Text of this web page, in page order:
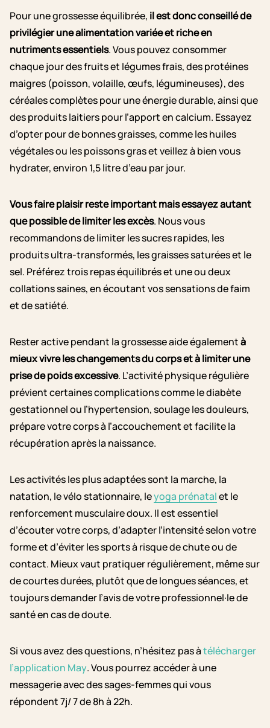
Pour une grossesse équilibrée, il est donc conseillé de
privilégier une alimentation variée et riche en
nutriments essentiels. Vous pouvez consommer
chaque jour des fruits et légumes frais, des protéines
maigres (poisson, volaille, œufs, légumineuses), des
céréales complètes pour une énergie durable, ainsi que
des produits laitiers pour l’apport en calcium. Essayez
d’opter pour de bonnes graisses, comme les huiles
végétales ou les poissons gras et veillez à bien vous
hydrater, environ 1,5 litre d’eau par jour.
Vous faire plaisir reste important mais essayez autant
que possible de limiter les excès. Nous vous
recommandons de limiter les sucres rapides, les
produits ultra-transformés, les graisses saturées et le
sel. Préférez trois repas équilibrés et une ou deux
collations saines, en écoutant vos sensations de faim
et de satiété.
Rester active pendant la grossesse aide égalementà
mieux vivre les changements du corps et à limiter une
prise de poids excessive. L’activité physique régulière
prévient certaines complications comme le diabète
gestationnel ou l’hypertension, soulage les douleurs,
prépare votre corps à l’accouchement et facilite la
récupération après la naissance.
Les activités les plus adaptées sont la marche, la
natation, le vélo stationnaire, leyoga prénatalet le
renforcement musculaire doux. Il est essentiel
d’écouter votre corps, d’adapter l’intensité selon votre
forme et d’éviter les sports à risque de chute ou de
contact. Mieux vaut pratiquer régulièrement, même sur
de courtes durées, plutôt que de longues séances, et
toujours demander l’avis de votre professionnel·le de
santé en cas de doute.
Si vous avez des questions, n’hésitez pas àtélécharger
l’application May. Vous pourrez accéder à une
messagerie avec des sages-femmes qui vous
répondent 7j/ 7 de 8h à 22h.